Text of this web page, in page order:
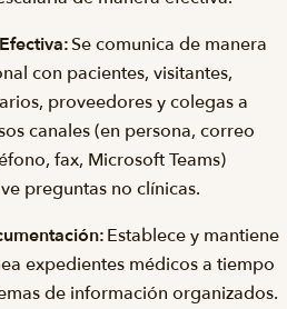
Se comunica de manera
con pacientes, visitantes,
proveedores y colegas a
canales (en persona, correo
fax, Microsoft Teams)
preguntas no clínicas.
Establece y mantiene
expedientes médicos a tiempo
de información organizados.